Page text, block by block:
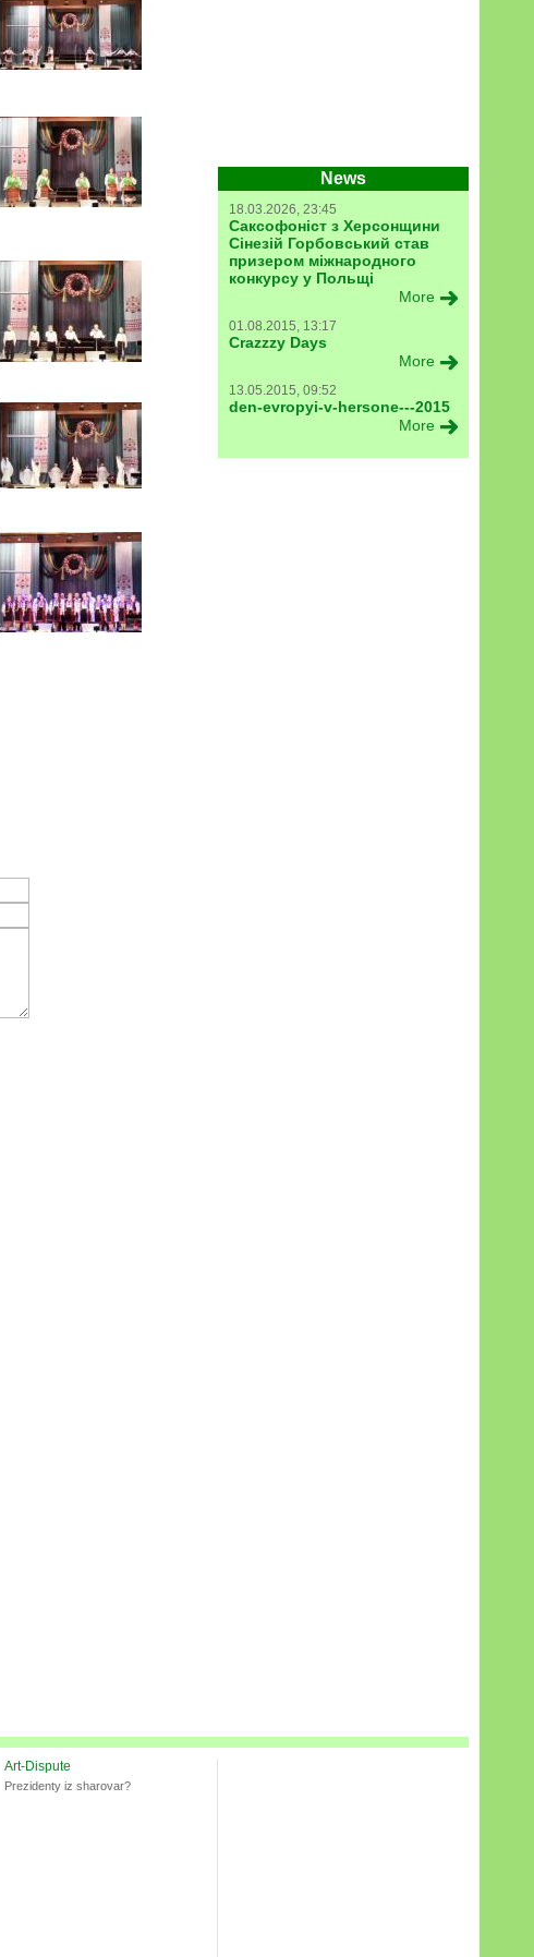
News
18.03.2026, 23:45
Саксофоніст з Херсонщини
Сінезій Горбовський став
призером міжнародного
конкурсу у Польщі
More
01.08.2015, 13:17
Crazzzy Days
More
13.05.2015, 09:52
den-evropyi-v-hersone---2015
More
Art-Dispute
Prezidenty iz sharovar?